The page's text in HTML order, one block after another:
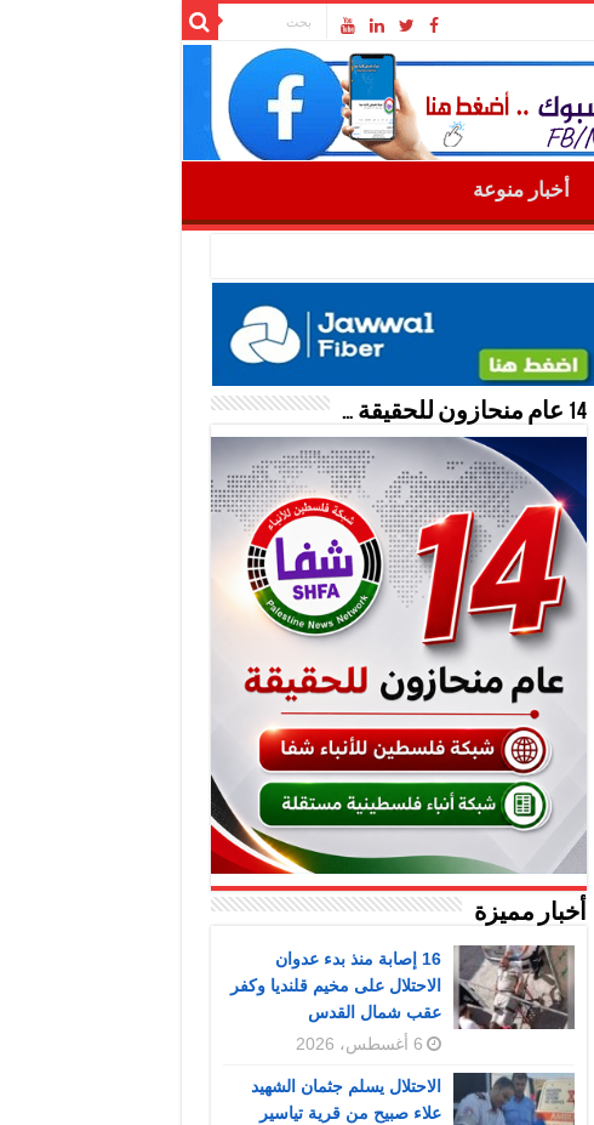
أخبار منوعة
14 عام منحازون للحقيقة …
أخبار مميزة
16 إصابة منذ بدء عدوان
الاحتلال على مخيم قلنديا وكفر
عقب شمال القدس
6 أغسطس، 2026
الاحتلال يسلم جثمان الشهيد
علاء صبيح من قرية تياسير